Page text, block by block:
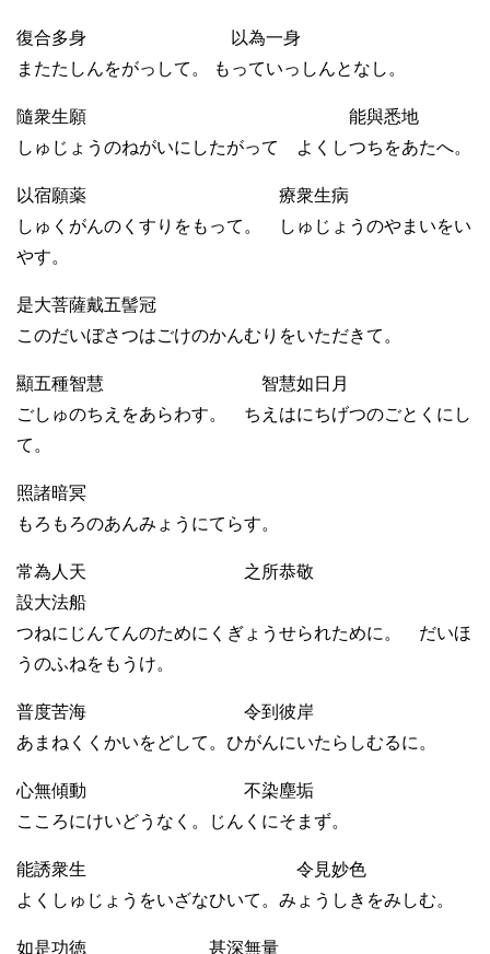
復合多身 以為一身
またたしんをがっして。 もっていっしんとなし。
隨衆生願 能與悉地
しゅじょうのねがいにしたがって よくしつちをあたへ。
以宿願薬 療衆生病
しゅくがんのくすりをもって。 しゅじょうのやまいをい
やす。
是大菩薩戴五髻冠
このだいぼさつはごけのかんむりをいただきて。
顯五種智慧 智慧如日月
ごしゅのちえをあらわす。 ちえはにちげつのごとくにし
て。
照諸暗冥
もろもろのあんみょうにてらす。
常為人天 之所恭敬
設大法船
つねにじんてんのためにくぎょうせられために。 だいほ
うのふねをもうけ。
普度苦海 令到彼岸
あまねくくかいをどして。ひがんにいたらしむるに。
心無傾動 不染塵垢
こころにけいどうなく。じんくにそまず。
能誘衆生 令見妙色
よくしゅじょうをいざなひいて。みょうしきをみしむ。
如是功徳 甚深無量